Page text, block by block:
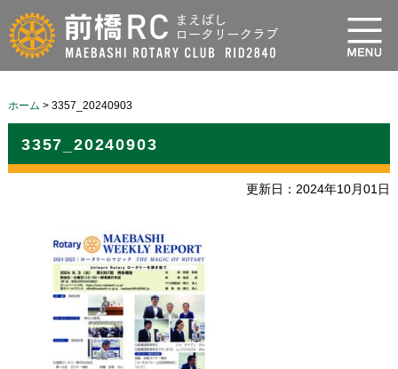
ホーム > 3357_20240903
3357_20240903
更新日：2024年10月01日